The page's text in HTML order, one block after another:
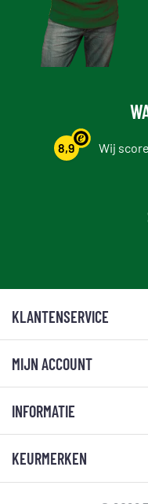
8,9 Wij
KLANTENSERVICE
MIJN ACCOUNT
INFORMATIE
KEURMERKEN